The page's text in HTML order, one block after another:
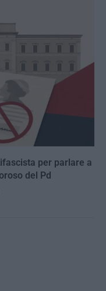
per parlare a
del Pd